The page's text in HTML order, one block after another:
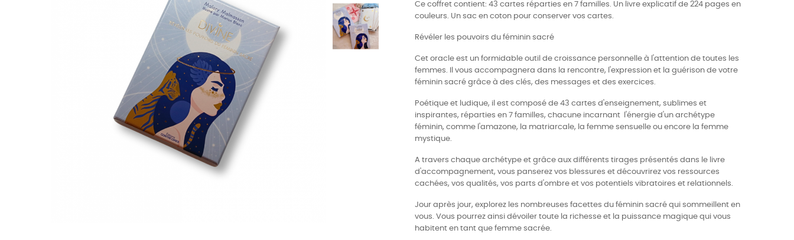
Ce coffret contient: 43 cartes réparties en 7 familles. Un livre explicatif de 224 pages en
couleurs. Un sac en coton pour conserver vos cartes.
Révéler les pouvoirs du féminin sacré
Cet oracle est un formidable outil de croissance personnelle à l'attention de toutes les
femmes. Il vous accompagnera dans la rencontre, l'expression et la guérison de votre
féminin sacré grâce à des clés, des messages et des exercices.
Poétique et ludique, il est composé de 43 cartes d'enseignement, sublimes et
inspirantes, réparties en 7 familles, chacune incarnant l'énergie d'un archétype
féminin, comme l'amazone, la matriarcale, la femme sensuelle ou encore la femme
mystique.
A travers chaque archétype et grâce aux différents tirages présentés dans le livre
d'accompagnement, vous panserez vos blessures et découvrirez vos ressources
cachées, vos qualités, vos parts d'ombre et vos potentiels vibratoires et relationnels.
Jour après jour, explorez les nombreuses facettes du féminin sacré qui sommeillent en
vous. Vous pourrez ainsi dévoiler toute la richesse et la puissance magique qui vous
habitent en tant que femme sacrée.